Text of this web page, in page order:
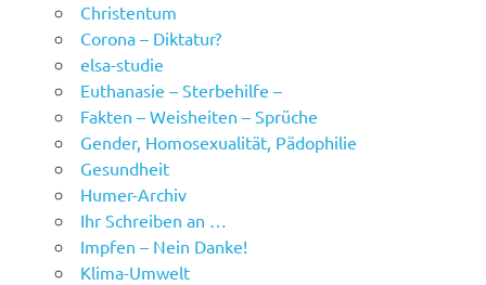
Christentum
Corona – Diktatur?
elsa-studie
Euthanasie – Sterbehilfe –
Fakten – Weisheiten – Sprüche
Gender, Homosexualität, Pädophilie
Gesundheit
Humer-Archiv
Ihr Schreiben an …
Impfen – Nein Danke!
Klima-Umwelt